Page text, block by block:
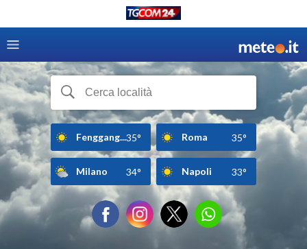
Fenggang...35° Roma 35°
Milano 34° Napoli 33°